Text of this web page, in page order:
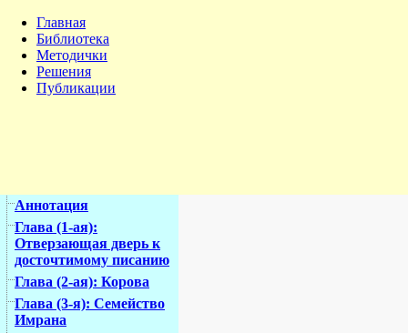
Главная
Библиотека
Методички
Решения
Публикации
Аннотация
Глава (1-ая):
Отверзающая дверь к
досточтимому писанию
Глава (2-ая): Корова
Глава (3-я): Семейство
Имрана